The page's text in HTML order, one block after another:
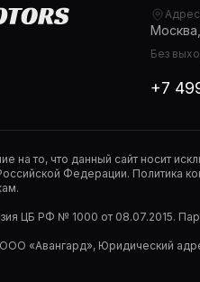
Без
+7
на то, что данный сайт носит
Федерации. Политика
ЦБ РФ № 1000 от 08.07.2015.
ООО «Авангард», Юридический